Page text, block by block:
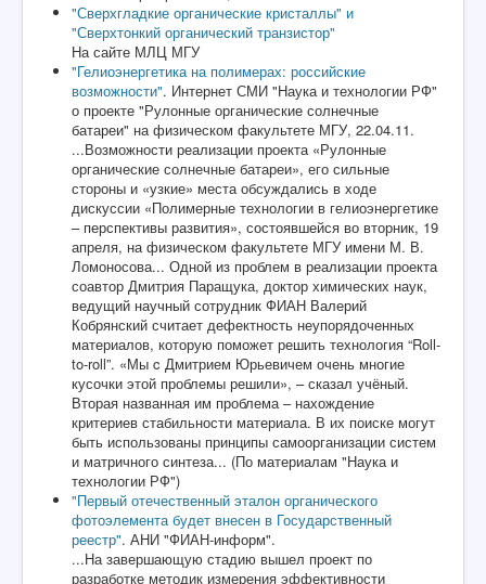
"Сверхгладкие органические кристаллы" и
"Сверхтонкий органический транзистор"
На сайте МЛЦ МГУ
"Гелиоэнергетика на полимерах: российские
возможности". Интернет СМИ "Наука и технологии РФ"
о проекте "Рулонные органические солнечные
батареи" на физическом факультете МГУ, 22.04.11.
...Возможности реализации проекта «Рулонные
органические солнечные батареи», его сильные
стороны и «узкие» места обсуждались в ходе
дискуссии «Полимерные технологии в гелиоэнергетике
– перспективы развития», состоявшейся во вторник, 19
апреля, на физическом факультете МГУ имени М. В.
Ломоносова... Одной из проблем в реализации проекта
соавтор Дмитрия Паращука, доктор химических наук,
ведущий научный сотрудник ФИАН Валерий
Кобрянский считает дефектность неупорядоченных
материалов, которую поможет решить технология “Roll-
to-roll”. «Мы c Дмитрием Юрьевичем очень многие
кусочки этой проблемы решили», – сказал учёный.
Вторая названная им проблема – нахождение
критериев стабильности материала. В их поиске могут
быть использованы принципы самоорганизации систем
и матричного синтеза... (По материалам "Наука и
технологии РФ")
"Первый отечественный эталон органического
фотоэлемента будет внесен в Государственный
реестр". АНИ "ФИАН-информ".
...На завершающую стадию вышел проект по
разработке методик измерения эффективности